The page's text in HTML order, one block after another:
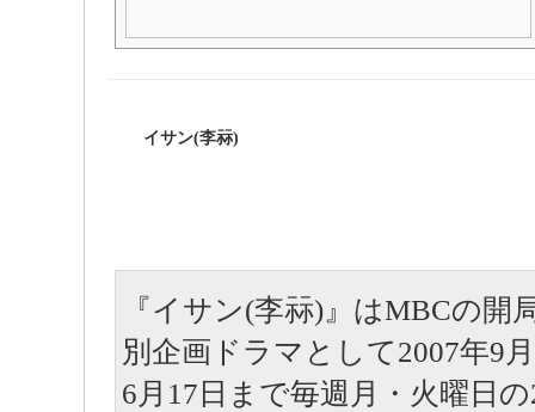
イサン(李祘)
『イサン(李祘)』はMBCの開
別企画ドラマとして2007年9
6月17日まで毎週月・火曜日